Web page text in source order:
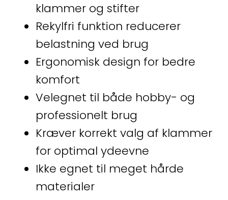
klammer og stifter
Rekylfri funktion reducerer
belastning ved brug
Ergonomisk design for bedre
komfort
Velegnet til både hobby- og
professionelt brug
Kræver korrekt valg af klammer
for optimal ydeevne
Ikke egnet til meget hårde
materialer